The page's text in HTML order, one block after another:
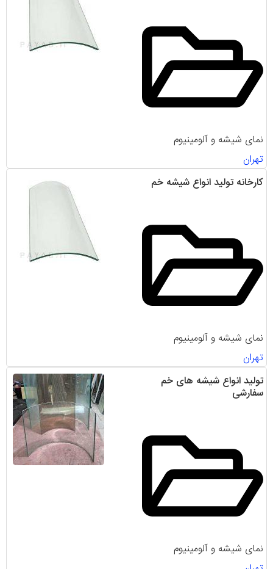
نمای شیشه و آلومینیوم
تهران
کارخانه تولید انواع شیشه خم
نمای شیشه و آلومینیوم
تهران
تولید انواع شیشه های خم
سفارشی
نمای شیشه و آلومینیوم